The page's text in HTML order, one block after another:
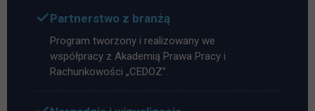
Partnerstwo z branżą
Program tworzony i realizowany we
współpracy z Akademią Prawa Pracy i
Rachunkowości „CEDOZ”.